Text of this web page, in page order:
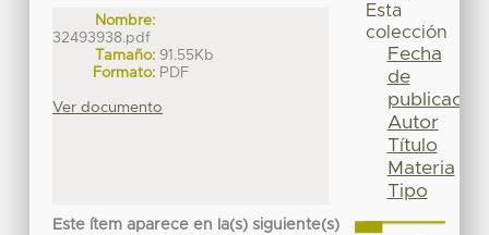
Nombre:
32493938.pdf
Tamaño: 91.55Kb
Formato: PDF
Ver documento
Este ítem aparece en la(s) siguiente(s)
Esta
colección
Fecha
de
publicación
Autor
Título
Materia
Tipo